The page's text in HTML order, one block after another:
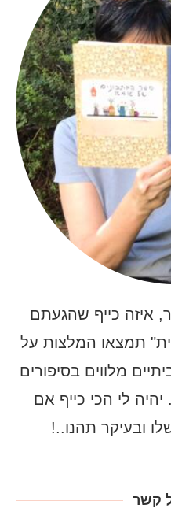
איזה כייף שהגעתם
תמצאו המלצות על
מלווים בסיפורים
לי הכי כייף אם
ובעיקר תהנו..!
קשר